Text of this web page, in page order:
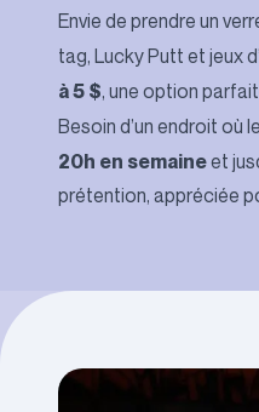
Envie de prendre un
tag, Lucky Putt et jeux
à 5 $, une option
Besoin d’un endroit où
20h en semaineet
prétention, appréciée